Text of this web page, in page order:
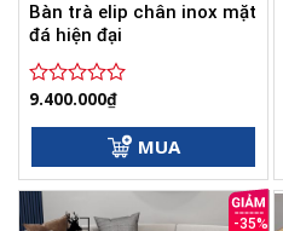
Bàn trà elip chân inox mặt
đá hiện đại
Được
5
sao
9.400.000₫
MUA
-35%